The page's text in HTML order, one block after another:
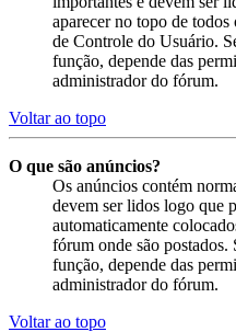
aparecer no topo de
de Controle do Usuário.
função, depende das
administrador do fórum.
Voltar ao topo
O que são anúncios?
Os anúncios contém
devem ser lidos logo que
automaticamente
fórum onde são postados.
função, depende das
administrador do fórum.
Voltar ao topo